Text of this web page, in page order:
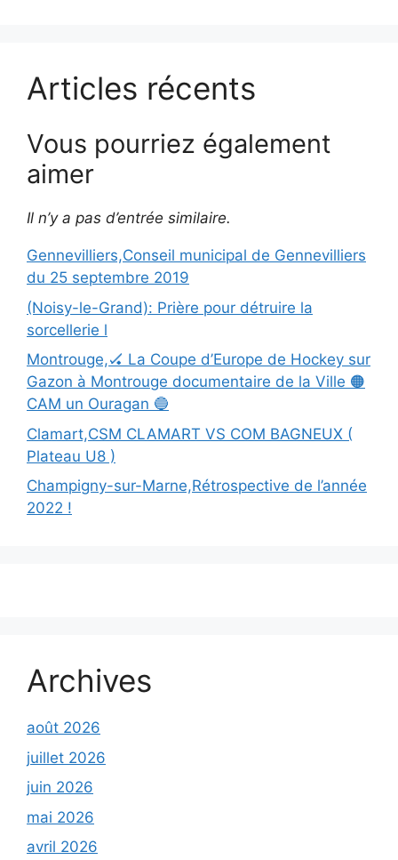
Articles récents
Vous pourriez également
aimer
Il n’y a pas d’entrée similaire.
Gennevilliers,Conseil municipal de Gennevilliers
du 25 septembre 2019
(Noisy-le-Grand): Prière pour détruire la
sorcellerie l
Montrouge,🏑 La Coupe d’Europe de Hockey sur
Gazon à Montrouge documentaire de la Ville 🟠
CAM un Ouragan 🔵
Clamart,CSM CLAMART VS COM BAGNEUX (
Plateau U8 )
Champigny-sur-Marne,Rétrospective de l’année
2022 !
Archives
août 2026
juillet 2026
juin 2026
mai 2026
avril 2026